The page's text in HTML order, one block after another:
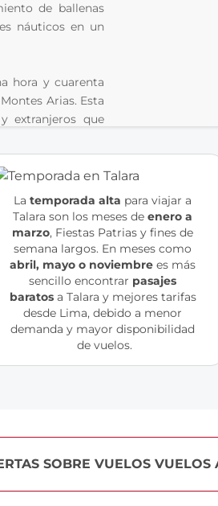
de ballenas
náuticos en un
hora y cuarenta
Arias. Esta
extranjeros que
de pescado
Al reservar con
y frecuencias,
para que tu
La temporada alta para viajar a
Talara son los meses de enero a
marzo, Fiestas Patrias y fines de
abril, mayo o noviembre es más
sencillo encontrar pasajes
baratos a Talara y mejores tarifas
desde Lima, debido a menor
demanda y mayor disponibilidad
de vuelos.
SOBRE VUELOS VUELOS